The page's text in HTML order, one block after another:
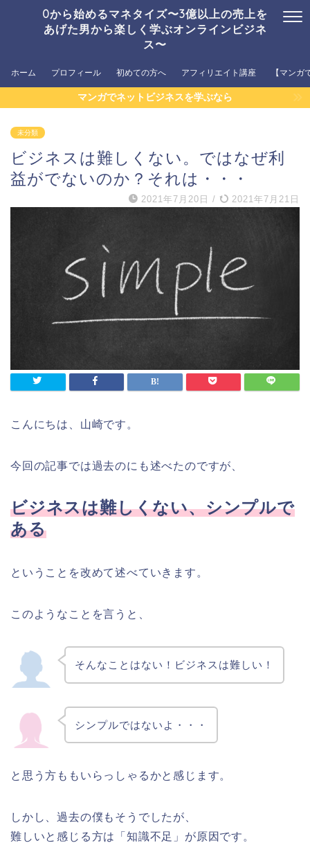
0から始めるマネタイズ〜3億以上の売上を
あげた男から楽しく学ぶオンラインビジネ
ス〜
ホーム プロフィール 初めての方へ アフィリエイト講座 【マン
マンガでネットビジネスを学ぶなら
未分類
ビジネスは難しくない。ではなぜ利
益がでないのか？それは・・・
2021年7月20日 / 2021年7月21日
こんにちは、山崎です。
今回の記事では過去のにも述べたのですが、
ビジネスは難しくない、シンプルで
ある
ということを改めて述べていきます。
このようなことを言うと、
そんなことはない！ビジネスは難しい！
シンプルではないよ・・・
と思う方ももいらっしゃるかと感じます。
しかし、過去の僕もそうでしたが、
難しいと感じる方は「知識不足」が原因です。